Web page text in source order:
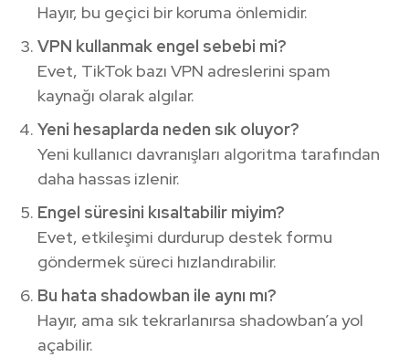
Hayır, bu geçici bir koruma önlemidir.
VPN kullanmak engel sebebi mi?
Evet, TikTok bazı VPN adreslerini spam
kaynağı olarak algılar.
Yeni hesaplarda neden sık oluyor?
Yeni kullanıcı davranışları algoritma tarafından
daha hassas izlenir.
Engel süresini kısaltabilir miyim?
Evet, etkileşimi durdurup destek formu
göndermek süreci hızlandırabilir.
Bu hata shadowban ile aynı mı?
Hayır, ama sık tekrarlanırsa shadowban’a yol
açabilir.